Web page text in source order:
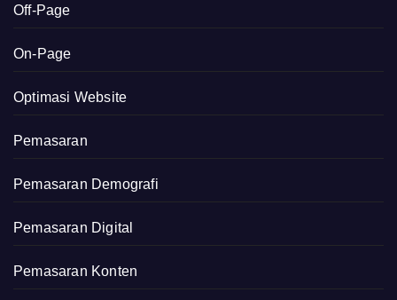
Off-Page
On-Page
Optimasi Website
Pemasaran
Pemasaran Demografi
Pemasaran Digital
Pemasaran Konten